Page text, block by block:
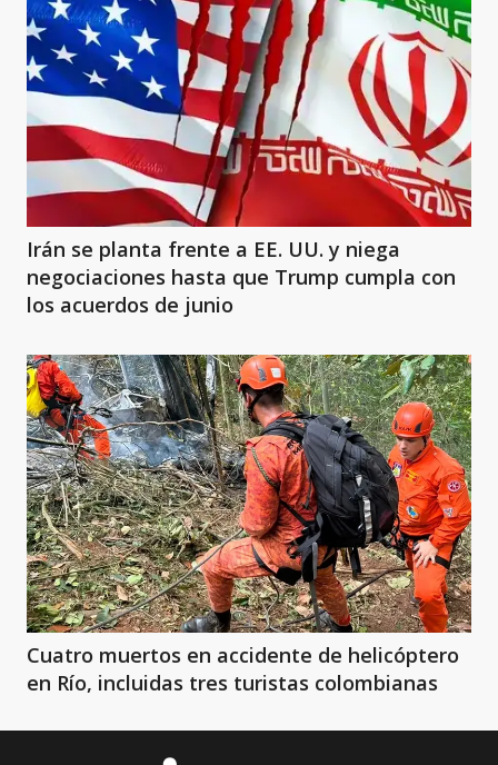
Irán se planta frente a EE. UU. y niega
negociaciones hasta que Trump cumpla con
los acuerdos de junio
Cuatro muertos en accidente de helicóptero
en Río, incluidas tres turistas colombianas